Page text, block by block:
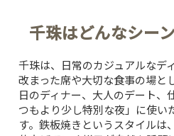
千珠はどんなシー
千珠は、日常のカジュアルなデ
改まった席や大切な食事の場と
日のディナー、大人のデート、
つもより少し特別な夜」に使い
す。鉄板焼きというスタイルは